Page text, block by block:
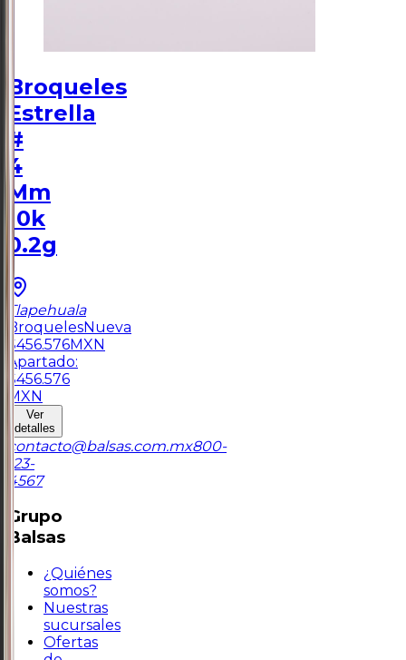
Broqueles
Estrella
#
4
Mm
10k
0.2g
Tlapehuala
BroquelesNueva
$456.576MXN
Apartado:
$456.576
MXN
Ver
detalles
contacto@balsas.com.mx800-
123-
4567
Grupo
Balsas
¿Quiénes
somos?
Nuestras
sucursales
Ofertas